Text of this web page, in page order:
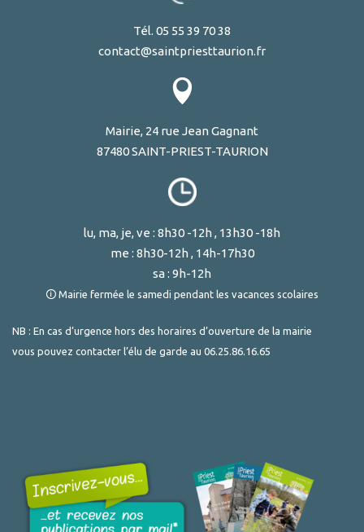
Tél. 05 55 39 70 38
contact@saintpriesttaurion.fr
Mairie, 24 rue Jean Gagnant
87480 SAINT-PRIEST-TAURION
lu, ma, je, ve : 8h30 -12h , 13h30 -18h
me : 8h30-12h , 14h-17h30
sa : 9h-12h
🛈 Mairie fermée le samedi pendant les vacances scolaires
NB : En cas d’urgence hors des horaires d’ouverture de la mairie
vous pouvez contacter l’élu de garde au 06.25.86.16.65